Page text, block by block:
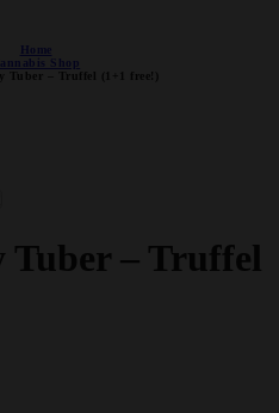
Home
Shop
Tuber – Truffel (1+1 free!)
Tuber – Truffel